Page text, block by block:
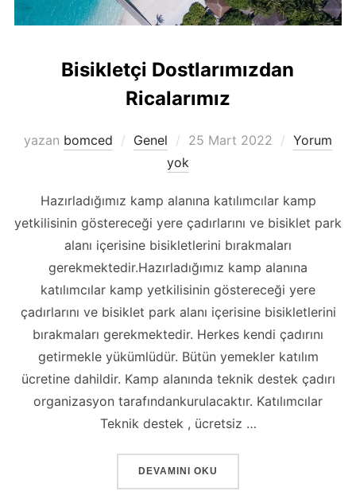
Bisikletçi Dostlarımızdan
Ricalarımız
yazan bomced Genel
Yayımlanma
tarihi
25 Mart 2022
Yorum
yok
Hazırladığımız kamp alanına katılımcılar kamp
yetkilisinin göstereceği yere çadırlarını ve bisiklet park
alanı içerisine bisikletlerini bırakmaları
gerekmektedir.Hazırladığımız kamp alanına
katılımcılar kamp yetkilisinin göstereceği yere
çadırlarını ve bisiklet park alanı içerisine bisikletlerini
bırakmaları gerekmektedir. Herkes kendi çadırını
getirmekle yükümlüdür. Bütün yemekler katılım
ücretine dahildir. Kamp alanında teknik destek çadırı
organizasyon tarafındankurulacaktır. Katılımcılar
Teknik destek , ücretsiz …
“BISIKLETÇI DOSTLARIMIZDAN
DEVAMINI OKU